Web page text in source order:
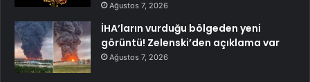
Ağustos 7, 2026
İHA’ların vurduğu bölgeden yeni
görüntü! Zelenski’den açıklama var
Ağustos 7, 2026